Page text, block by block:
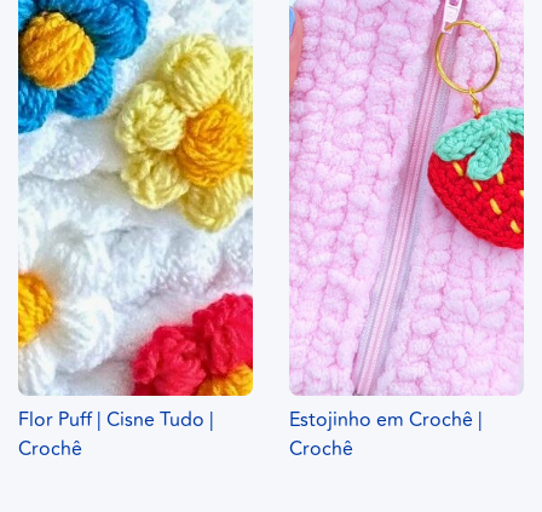
Flor Puff | Cisne Tudo |
Crochê
Estojinho em Crochê |
Crochê